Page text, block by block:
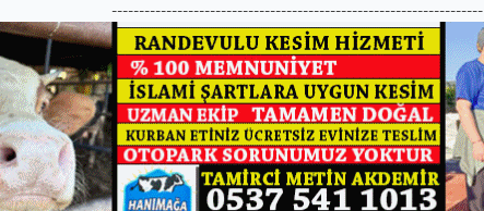
--------------------------------------------------------------------